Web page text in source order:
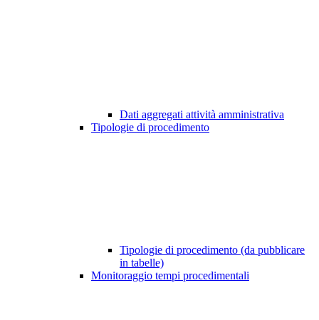
Dati aggregati attività amministrativa
Tipologie di procedimento
Tipologie di procedimento (da pubblicare
in tabelle)
Monitoraggio tempi procedimentali